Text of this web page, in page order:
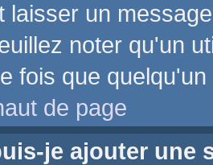
laisser un
noter qu'un
fois que
de page
je ajouter une